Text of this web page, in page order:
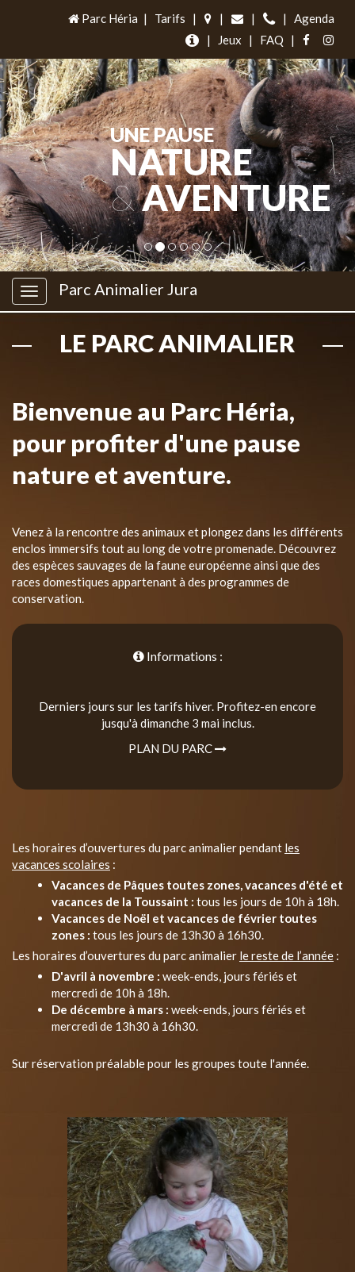
Parc Héria | Tarifs | | | |
Agenda
|
Jeux | FAQ |
UNE PAUSE
NATURE
&AVENTURE
Parc Animalier Jura
LE PARC ANIMALIER
Bienvenue au Parc Héria,
pour profiter d'une pause
nature et aventure.
Venez à la rencontre des animaux et plongez dans les différents
enclos immersifs tout au long de votre promenade. Découvrez
des espèces sauvages de la faune européenne ainsi que des
races domestiques appartenant à des programmes de
conservation.
Informations :
Derniers jours sur les tarifs hiver. Profitez-en encore
jusqu'à dimanche 3 mai inclus.
PLAN DU PARC
Les horaires d’ouvertures du parc animalier pendant les
vacances scolaires :
Vacances de Pâques toutes zones, vacances d'été et
vacances de la Toussaint : tous les jours de 10h à 18h.
Vacances de Noël et vacances de février toutes
zones : tous les jours de 13h30 à 16h30.
Les horaires d’ouvertures du parc animalier le reste de l’année :
D'avril à novembre : week-ends, jours fériés et
mercredi de 10h à 18h.
De décembre à mars : week-ends, jours fériés et
mercredi de 13h30 à 16h30.
Sur réservation préalable pour les groupes toute l'année.